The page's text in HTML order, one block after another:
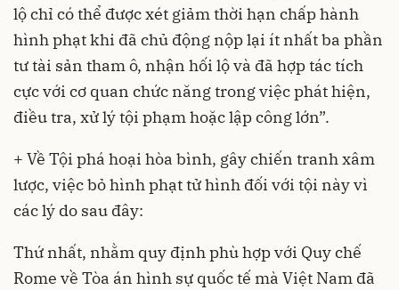
lộ chỉ có thể được xét giảm thời hạn chấp hành
hình phạt khi đã chủ động nộp lại ít nhất ba phần
tư tài sản tham ô, nhận hối lộ và đã hợp tác tích
cực với cơ quan chức năng trong việc phát hiện,
điều tra, xử lý tội phạm hoặc lập công lớn”.
+ Về Tội phá hoại hòa bình, gây chiến tranh xâm
lược, việc bỏ hình phạt tử hình đối với tội này vì
các lý do sau đây:
Thứ nhất, nhằm quy định phù hợp với Quy chế
Rome về Tòa án hình sự quốc tế mà Việt Nam đã